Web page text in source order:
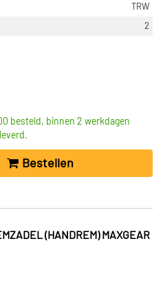
TRW
2
besteld, binnen 2 werkdagen
Bestellen
(HANDREM) MAXGEAR